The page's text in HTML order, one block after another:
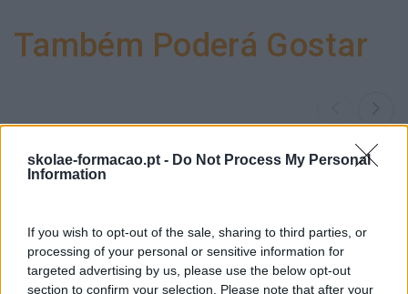
skolae-formacao.pt - Do Not Process My Personal
Information
If you wish to opt-out of the sale, sharing to third parties, or
processing of your personal or sensitive information for
targeted advertising by us, please use the below opt-out
section to confirm your selection. Please note that after your
Também Poderá Gostar
Sustentabilidade
Criatividade É Das